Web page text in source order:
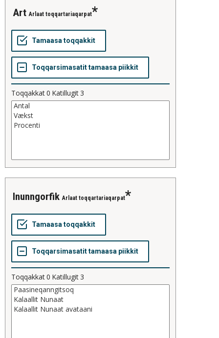
art Arlaat toqqartariaqarpat
Toqqakkat0 Katillugit3
inunngorfik Arlaat toqqartariaqarpat
Toqqakkat0 Katillugit3